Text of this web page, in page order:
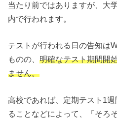
当たり前ではありますが、大
内で行われます。
テストが行われる日の告知は
ものの、明確なテスト期間開
ません。
高校であれば、定期テスト1
ることなどによって、「そろ